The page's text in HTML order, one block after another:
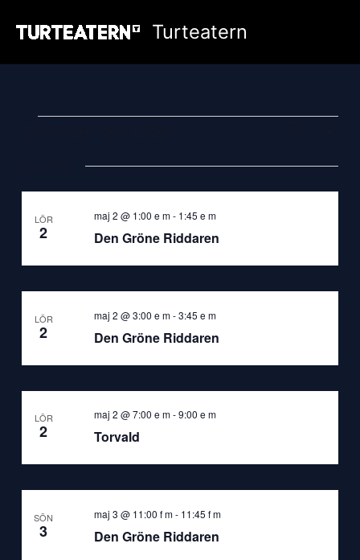
Turteatern
and
LÖR
2 Den Gröne Riddaren
maj 2 @ 1:00 e m- 1:45 e m
LÖR
2 Den Gröne Riddaren
maj 2 @ 3:00 e m-3:45 e m
LÖR
2 Torvald
maj 2 @ 7:00 e m-9:00 e m
SÖN
3 Den Gröne Riddaren
maj 3 @ 11:00 f m- 11:45 f m